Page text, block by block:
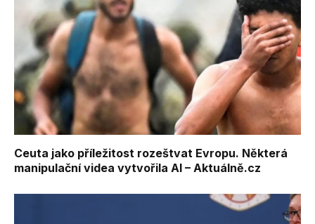
Ceuta jako příležitost rozeštvat Evropu. Některá
manipulační videa vytvořila AI – Aktuálně.cz